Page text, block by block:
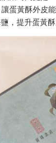
蛋黃酥外皮
，提升蛋黃酥